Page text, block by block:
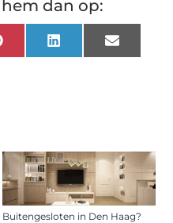
Buitengesloten in Den Haag?
dan op:
PinterestLinkedInEmail